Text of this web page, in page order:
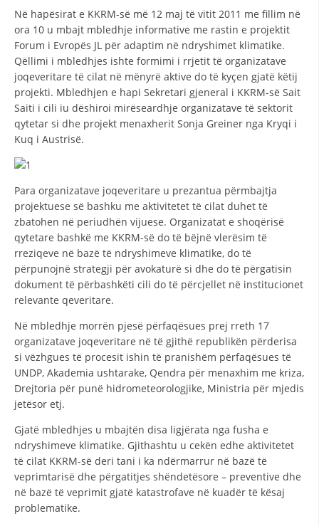
Në hapësirat e KKRM-së më 12 maj të vitit 2011 me fillim në
ora 10 u mbajt mbledhje informative me rastin e projektit
Forum i Evropës JL për adaptim në ndryshimet klimatike.
Qëllimi i mbledhjes ishte formimi i rrjetit të organizatave
joqeveritare të cilat në mënyrë aktive do të kyçen gjatë këtij
projekti. Mbledhjen e hapi Sekretari gjeneral i KKRM-së Sait
Saiti i cili iu dëshiroi mirëseardhje organizatave të sektorit
qytetar si dhe projekt menaxherit Sonja Greiner nga Kryqi i
Kuq i Austrisë.
Para organizatave joqeveritare u prezantua përmbajtja
projektuese së bashku me aktivitetet të cilat duhet të
zbatohen në periudhën vijuese. Organizatat e shoqërisë
qytetare bashkë me KKRM-së do të bëjnë vlerësim të
rreziqeve në bazë të ndryshimeve klimatike, do të
përpunojnë strategji për avokaturë si dhe do të përgatisin
dokument të përbashkëti cili do të përcjellet në institucionet
relevante qeveritare.
Në mbledhje morrën pjesë përfaqësues prej rreth 17
organizatave joqeveritare në të gjithë republikën përderisa
si vëzhgues të procesit ishin të pranishëm përfaqësues të
UNDP, Akademia ushtarake, Qendra për menaxhim me kriza,
Drejtoria për punë hidrometeorologjike, Ministria për mjedis
jetësor etj.
Gjatë mbledhjes u mbajtën disa ligjërata nga fusha e
ndryshimeve klimatike. Gjithashtu u cekën edhe aktivitetet
të cilat KKRM-së deri tani i ka ndërmarrur në bazë të
veprimtarisë dhe përgatitjes shëndetësore – preventive dhe
në bazë të veprimit gjatë katastrofave në kuadër të kësaj
problematike.